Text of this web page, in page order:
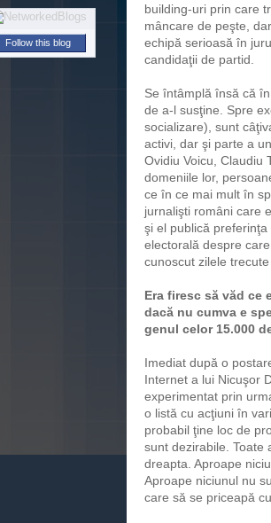
building-uri prin care
mâncare de peşte,
echipă serioasă în
candidaţii de partid.
Se întâmplă însă că
de a-l susţine. Spre
socializare), sunt
activi, dar şi parte a
Ovidiu Voicu, Claudiu
domeniile lor,
ce în ce mai mult în
jurnalişti români care
şi el publică
electorală despre
cunoscut zilele
Era firesc să văd ce
dacă nu cumva e
genul celor 15.000
Imediat după o
Internet a lui Nicuşor
experimentat prin
o listă cu acţiuni în
probabil ţine loc de
sunt dezirabile. Toate
dreapta. Aproape
Aproape niciunul nu
care să se priceapă
Follow this blog